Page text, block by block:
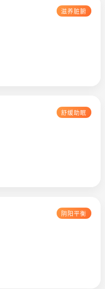
滋养脏腑
舒缓助眠
阴阳平衡